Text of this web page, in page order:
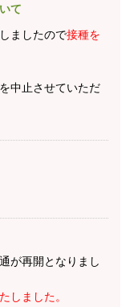
て
ましたので接種を
中止させていただ
が再開となりまし
しました。